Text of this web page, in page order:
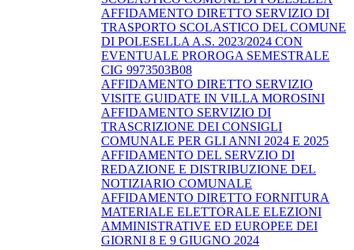
AFFIDAMENTO DIRETTO SERVIZIO DI
TRASPORTO SCOLASTICO DEL COMUNE
DI POLESELLA A.S. 2023/2024 CON
EVENTUALE PROROGA SEMESTRALE
CIG 9973503B08
AFFIDAMENTO DIRETTO SERVIZIO
VISITE GUIDATE IN VILLA MOROSINI
AFFIDAMENTO SERVIZIO DI
TRASCRIZIONE DEI CONSIGLI
COMUNALE PER GLI ANNI 2024 E 2025
AFFIDAMENTO DEL SERVZIO DI
REDAZIONE E DISTRIBUZIONE DEL
NOTIZIARIO COMUNALE
AFFIDAMENTO DIRETTO FORNITURA
MATERIALE ELETTORALE ELEZIONI
AMMINISTRATIVE ED EUROPEE DEI
GIORNI 8 E 9 GIUGNO 2024